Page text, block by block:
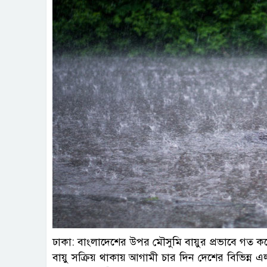
ঢাকা: বাংলাদেশের উপর মৌসুমি বায়ুর প্রভাবে গত
বায়ু সক্রিয় থাকায় আগামী চার দিন দেশের বিভিন্ন